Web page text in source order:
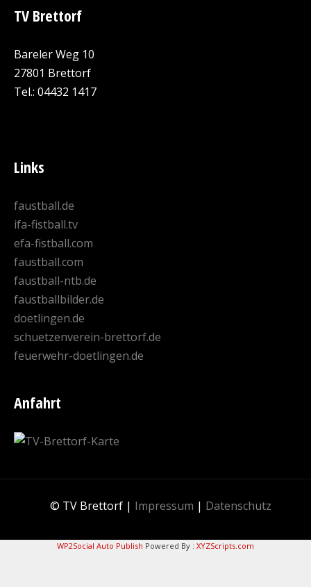
TV Brettorf
Bareler Weg 10
27801 Brettorf
Tel.: 04432 1417
Links
faustball.de
ifa-fistball.tv
efa-fistball.com
faustball.com
faustball-ntb.de
faustballbilder.de
doetlingen.de
schuetzenverein-brettorf.de
feuerwehr-doetlingen.de
Anfahrt
© TV Brettorf | Impressum | Datenschutz
WP2Social Auto Publish Powered By : XYZScripts.com